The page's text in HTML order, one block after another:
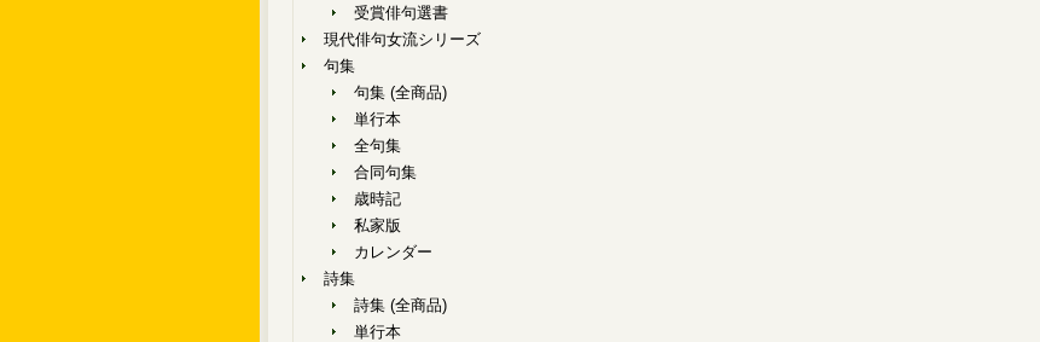
受賞俳句選書
現代俳句女流シリーズ
句集
句集 (全商品)
単行本
全句集
合同句集
歳時記
私家版
カレンダー
詩集
詩集 (全商品)
単行本